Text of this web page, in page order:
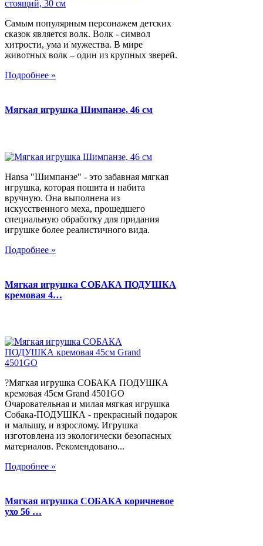
Самым популярным персонажем детских
сказок является волк. Волк - символ
хитрости, ума и мужества. В мире
животных волк – один из крупных зверей.
Подробнее »
Мягкая игрушка Шимпанзе, 46 см
Hansa "Шимпанзе" - это забавная мягкая
игрушка, которая пошита и набита
вручную. Она выполнена из
искусственного меха, прошедшего
специальную обработку для придания
игрушке более реалистичного вида.
Подробнее »
Мягкая игрушка СОБАКА ПОДУШКА
кремовая 4…
?Мягкая игрушка СОБАКА ПОДУШКА
кремовая 45см Grand 4501GO
Очаровательная и милая мягкая игрушка
Собака-ПОДУШКА - прекрасный подарок
и малышу, и взрослому. Игрушка
изготовлена из экологически безопасных
материалов. Рекомендовано...
Подробнее »
Мягкая игрушка СОБАКА коричневое
ухо 56 …